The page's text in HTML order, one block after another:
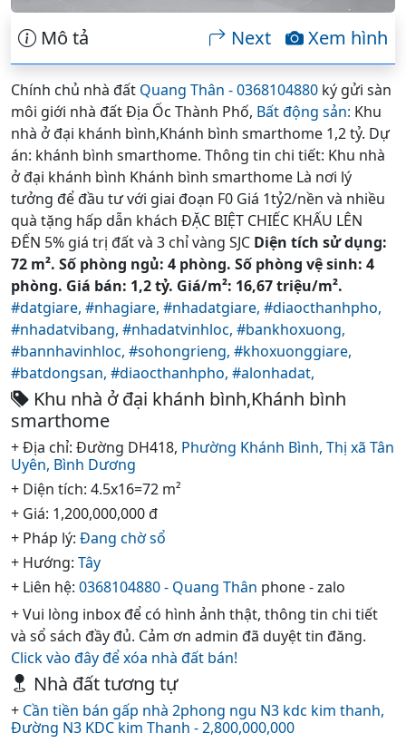
Mô tả Xem hình
Next
Chính chủ nhà đất Quang Thân - 0368104880 ký gửi sàn
môi giới nhà đất Địa Ốc Thành Phố, Bất động sản: Khu
nhà ở đại khánh bình,Khánh bình smarthome 1,2 tỷ. Dự
án: khánh bình smarthome. Thông tin chi tiết: Khu nhà
ở đại khánh bình Khánh bình smarthome Là nơi lý
tưởng để đầu tư với giai đoạn F0 Giá 1tỷ2/nền và nhiều
quà tặng hấp dẫn khách ĐẶC BIỆT CHIẾC KHẤU LÊN
ĐẾN 5% giá trị đất và 3 chỉ vàng SJC Diện tích sử dụng:
72 m². Số phòng ngủ: 4 phòng. Số phòng vệ sinh: 4
phòng. Giá bán: 1,2 tỷ. Giá/m²: 16,67 triệu/m².
#datgiare, #nhagiare, #nhadatgiare, #diaocthanhpho,
#nhadatvibang, #nhadatvinhloc, #bankhoxuong,
#bannhavinhloc, #sohongrieng, #khoxuonggiare,
#batdongsan, #diaocthanhpho, #alonhadat,
Khu nhà ở đại khánh bình,Khánh bình
smarthome
+ Địa chỉ: Đường DH418, Phường Khánh Bình, Thị xã Tân
Uyên, Bình Dương
+ Diện tích: 4.5x16=72 m²
+ Giá: 1,200,000,000 đ
+ Pháp lý: Đang chờ sổ
+ Hướng: Tây
+ Liên hệ: 0368104880 - Quang Thân phone - zalo
+ Vui lòng inbox để có hình ảnh thật, thông tin chi tiết
và sổ sách đầy đủ. Cảm ơn admin đã duyệt tin đăng.
Click vào đây để xóa nhà đất bán!
Nhà đất tương tự
+ Cần tiền bán gấp nhà 2phong ngu N3 kdc kim thanh,
Đường N3 KDC kim Thanh - 2,800,000,000